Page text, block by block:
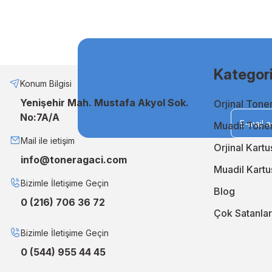
Bütçenizi zorlamadan kaliteli baskılar almak istiyorsanız,
etmenin en akıllı yoludur. Uzun ömürlü ve stabil performansı
Neden TonerAğacı?
TonerAğacı, müşteri memnuniyeti odaklı hizmet
geliştiriyor, siparişlerinizi en kısa sürede kapınıza
En iyi orjinal ve muadil çözümler için TonerAğacı'nı ziyaret
Konum Bilgisi
Yenişehir Mah. Mustafa Akyol Sok.
No:7A/A
Mail ile ietişim
info@toneragaci.com
Bizimle İletişime Geçin
0 (216) 706 36 72
Bizimle İletişime Geçin
0 (544) 955 44 45
Orjinal
Muadil
Orjinal
Muadil
Blog
Çok Satanlar